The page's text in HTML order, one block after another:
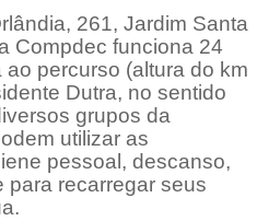
261, Jardim Santa
Compdec funciona 24
ao percurso (altura do km
Dutra, no sentido
grupos da
utilizar as
pessoal, descanso,
para recarregar seus